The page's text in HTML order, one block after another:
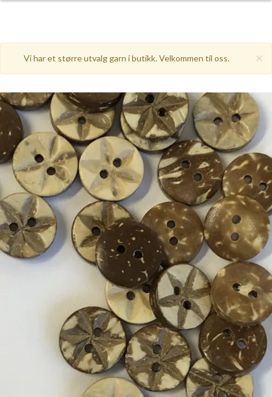
×
Vi har et større utvalg garn i butikk. Velkommen til oss.